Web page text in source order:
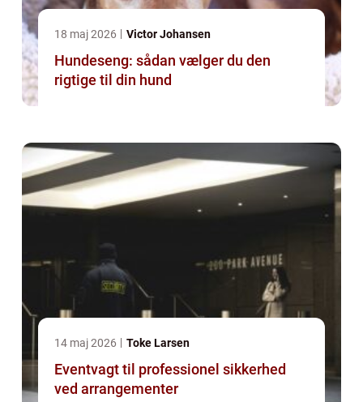
18 maj 2026 Victor Johansen
Hundeseng: sådan vælger du den
rigtige til din hund
14 maj 2026 Toke Larsen
Eventvagt til professionel sikkerhed
ved arrangementer